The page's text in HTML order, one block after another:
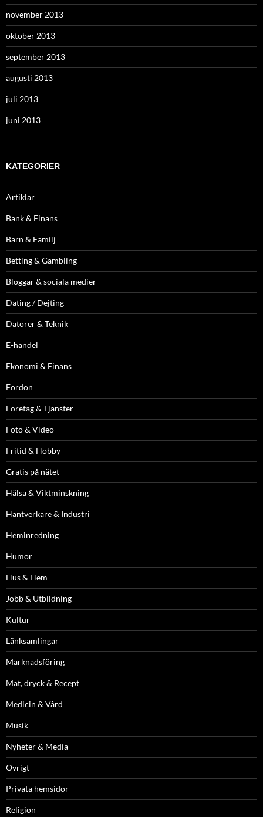
november 2013
oktober 2013
september 2013
augusti 2013
juli 2013
juni 2013
KATEGORIER
Artiklar
Bank & Finans
Barn & Familj
Betting & Gambling
Bloggar & sociala medier
Dating / Dejting
Datorer & Teknik
E-handel
Ekonomi & Finans
Fordon
Företag & Tjänster
Foto & Video
Fritid & Hobby
Gratis på nätet
Hälsa & Viktminskning
Hantverkare & Industri
Heminredning
Humor
Hus & Hem
Jobb & Utbildning
Kultur
Länksamlingar
Marknadsföring
Mat, dryck & Recept
Medicin & Vård
Musik
Nyheter & Media
Övrigt
Privata hemsidor
Religion